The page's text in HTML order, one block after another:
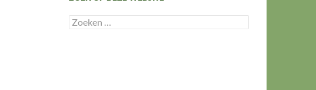
Zoeken
naar: